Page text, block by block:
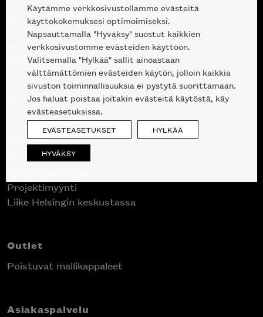
Avoinna kuluttajille ja ammattilaisille:
Erottajankatu 2, 00120 Helsinki
ma-pe 10 — 18
la 10-17
09 612 9440 |sales@skanno.fi
Skanno
Tuotteet
Projektimyynti
Liike Helsingin keskustassa
Outlet
Poistuvat mallikappaleet
Asiakaspalvelu
Käytämme verkkosivustollamme evästeitä
käyttökokemuksesi optimoimiseksi.
Napsauttamalla "Hyväksy" suostut kaikkien
verkkosivustomme evästeiden käyttöön.
Valitsemalla "Hylkää" sallit ainoastaan
välttämättömien evästeiden käytön, jolloin kaikkia
sivuston toiminnallisuuksia ei pystytä suorittamaan.
Jos haluat poistaa joitakin evästeitä käytöstä, käy
evästeasetuksissa.
EVÄSTEASETUKSET HYLKÄÄ
HYVÄKSY